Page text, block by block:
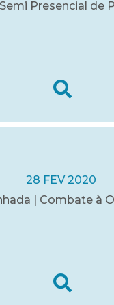
Presencial de
28 FEV 2020
| Combate à